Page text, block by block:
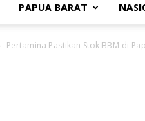
PAPUA BARAT
Pertamina Pastikan Stok BBM di